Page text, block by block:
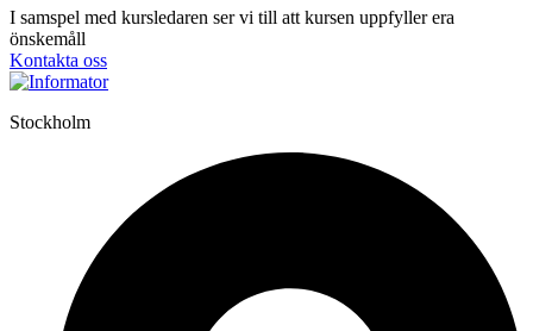
I samspel med kursledaren ser vi till att kursen uppfyller era
önskemåll
Kontakta oss
Stockholm